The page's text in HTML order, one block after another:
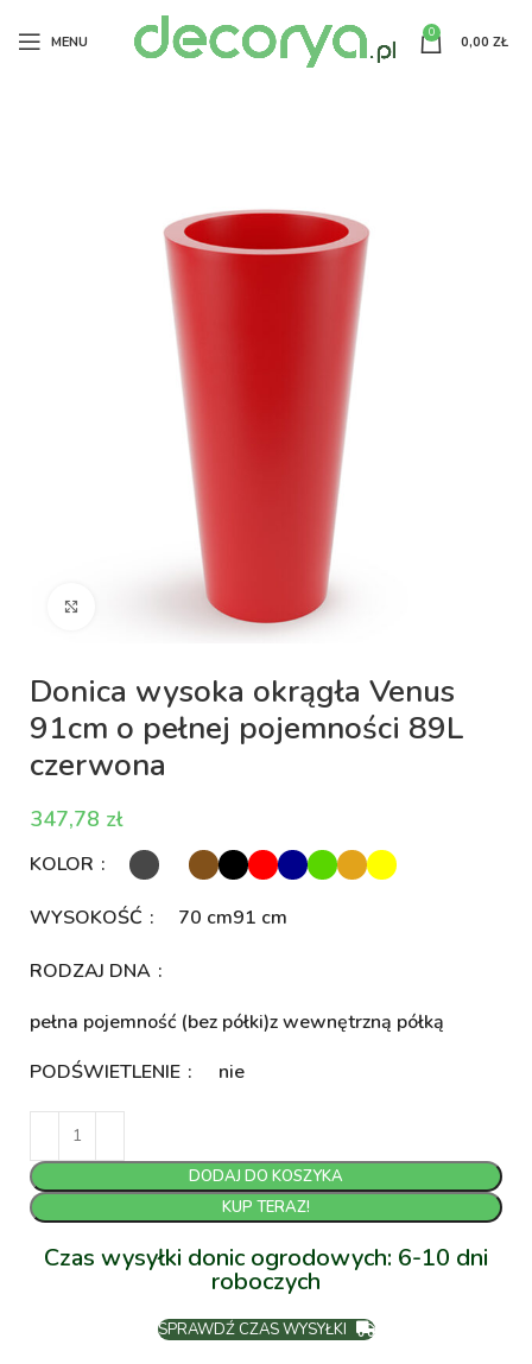
MENU
0
0,00 ZŁ
Kliknij aby powiększyć
Donica wysoka okrągła Venus
91cm o pełnej pojemności 89L
czerwona
zł
KOLOR
WYSOKOŚĆ 70 cm91 cm
RODZAJ DNA
pełna pojemność (bez półki)z wewnętrzną półką
PODŚWIETLENIE
nie
DODAJ DO KOSZYKA
KUP TERAZ!
Czas wysyłki donic ogrodowych: 6-10 dni
roboczych
SPRAWDŹ CZAS WYSYŁKI